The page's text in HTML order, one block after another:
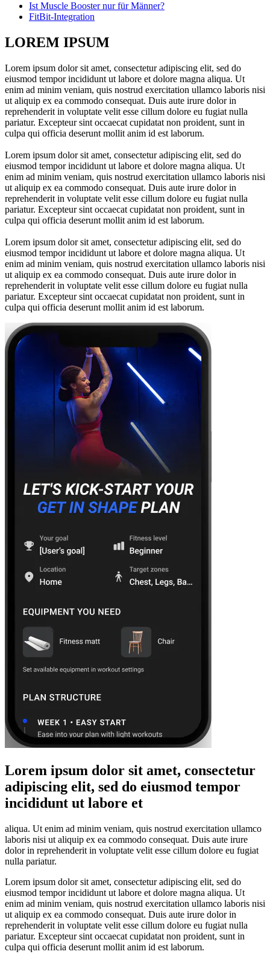
Ist Muscle Booster nur für Männer?
FitBit-Integration
LOREM IPSUM
Lorem ipsum dolor sit amet, consectetur adipiscing elit, sed do
eiusmod tempor incididunt ut labore et dolore magna aliqua. Ut
enim ad minim veniam, quis nostrud exercitation ullamco laboris nisi
ut aliquip ex ea commodo consequat. Duis aute irure dolor in
reprehenderit in voluptate velit esse cillum dolore eu fugiat nulla
pariatur. Excepteur sint occaecat cupidatat non proident, sunt in
culpa qui officia deserunt mollit anim id est laborum.
Lorem ipsum dolor sit amet, consectetur adipiscing elit, sed do
eiusmod tempor incididunt ut labore et dolore magna aliqua. Ut
enim ad minim veniam, quis nostrud exercitation ullamco laboris nisi
ut aliquip ex ea commodo consequat. Duis aute irure dolor in
reprehenderit in voluptate velit esse cillum dolore eu fugiat nulla
pariatur. Excepteur sint occaecat cupidatat non proident, sunt in
culpa qui officia deserunt mollit anim id est laborum.
Lorem ipsum dolor sit amet, consectetur adipiscing elit, sed do
eiusmod tempor incididunt ut labore et dolore magna aliqua. Ut
enim ad minim veniam, quis nostrud exercitation ullamco laboris nisi
ut aliquip ex ea commodo consequat. Duis aute irure dolor in
reprehenderit in voluptate velit esse cillum dolore eu fugiat nulla
pariatur. Excepteur sint occaecat cupidatat non proident, sunt in
culpa qui officia deserunt mollit anim id est laborum.
Lorem ipsum dolor sit amet, consectetur
adipiscing elit, sed do eiusmod tempor
incididunt ut labore et
aliqua. Ut enim ad minim veniam, quis nostrud exercitation ullamco
laboris nisi ut aliquip ex ea commodo consequat. Duis aute irure
dolor in reprehenderit in voluptate velit esse cillum dolore eu fugiat
nulla pariatur.
Lorem ipsum dolor sit amet, consectetur adipiscing elit, sed do
eiusmod tempor incididunt ut labore et dolore magna aliqua. Ut
enim ad minim veniam, quis nostrud exercitation ullamco laboris nisi
ut aliquip ex ea commodo consequat. Duis aute irure dolor in
reprehenderit in voluptate velit esse cillum dolore eu fugiat nulla
pariatur. Excepteur sint occaecat cupidatat non proident, sunt in
culpa qui officia deserunt mollit anim id est laborum.